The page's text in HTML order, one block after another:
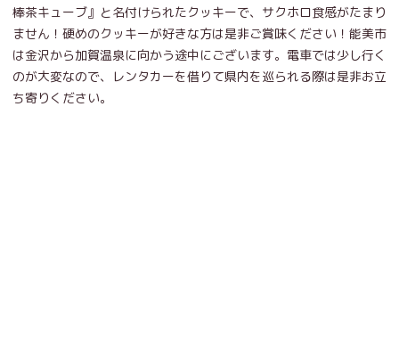
棒茶キューブ』と名付けられたクッキーで、サクホロ食感がたまり
ません！硬めのクッキーが好きな方は是非ご賞味ください！能美市
は金沢から加賀温泉に向かう途中にございます。電車では少し行く
のが大変なので、レンタカーを借りて県内を巡られる際は是非お立
ち寄りください。